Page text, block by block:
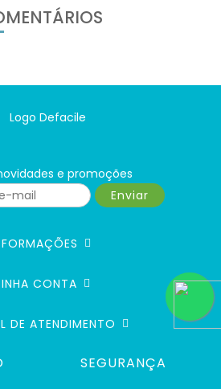
e promoções
Enviar
CONTA
DE ATENDIMENTO
SEGURANÇA